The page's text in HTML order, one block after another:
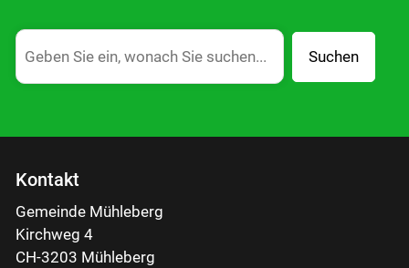
Suchen
Kontakt
Gemeinde Mühleberg
Kirchweg 4
CH-3203 Mühleberg